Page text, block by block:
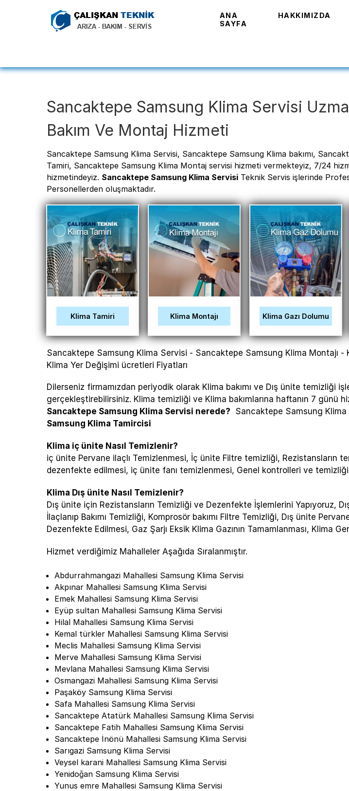
ANA
SAYFA
HAKKIMIZDA
Sancaktepe Samsung Klima Servisi
Bakım Ve Montaj Hizmeti
Sancaktepe Samsung Klima Servisi, Sancaktepe Samsung Klima bakımı,
Tamiri, Sancaktepe Samsung Klima Montaj servisi hizmeti vermekteyiz, 7/24
hizmetindeyiz. Sancaktepe Samsung Klima Servisi Teknik Servis işlerinde
Personellerden oluşmaktadır.
Klima Tamiri Klima Montajı Klima Gazı Dolumu
Sancaktepe Samsung Klima Servisi - Sancaktepe Samsung Klima Montajı -
Klima Yer Değişimi ücretleri Fiyatları
Dilerseniz firmamızdan periyodik olarak Klima bakımı ve Dış ünite temizliği
gerçekleştirebilirsiniz. Klima temizliği ve Klima bakımlarına haftanın 7 günü
Sancaktepe Samsung Klima Servisi nerede? Sancaktepe Samsung Klima
Samsung Klima Tamircisi
Klima iç ünite Nasıl Temizlenir?
iç ünite Pervane ilaçlı Temizlenmesi, İç ünite Filtre temizliği, Rezistansların
dezenfekte edilmesi, iç ünite fanı temizlenmesi, Genel kontrolleri ve temizliği
Klima Dış ünite Nasıl Temizlenir?
Dış ünite için Rezistansların Temizliği ve Dezenfekte İşlemlerini Yapıyoruz,
İlaçlanıp Bakımı Temizliği, Komprosör bakımı Filtre Temizliği, Dış ünite
Dezenfekte Edilmesi, Gaz Şarjı Eksik Klima Gazının Tamamlanması, Klima
Hizmet verdiğimiz Mahalleler Aşağıda Sıralanmıştır.
Abdurrahmangazi Mahallesi Samsung Klima Servisi
Akpınar Mahallesi Samsung Klima Servisi
Emek Mahallesi Samsung Klima Servisi
Eyüp sultan Mahallesi Samsung Klima Servisi
Hilal Mahallesi Samsung Klima Servisi
Kemal türkler Mahallesi Samsung Klima Servisi
Meclis Mahallesi Samsung Klima Servisi
Merve Mahallesi Samsung Klima Servisi
Mevlana Mahallesi Samsung Klima Servisi
Osmangazi Mahallesi Samsung Klima Servisi
Paşaköy Samsung Klima Servisi
Safa Mahallesi Samsung Klima Servisi
Sancaktepe Atatürk Mahallesi Samsung Klima Servisi
Sancaktepe Fatih Mahallesi Samsung Klima Servisi
Sancaktepe İnönü Mahallesi Samsung Klima Servisi
Sarıgazi Samsung Klima Servisi
Veysel karani Mahallesi Samsung Klima Servisi
Yenidoğan Samsung Klima Servisi
Yunus emre Mahallesi Samsung Klima Servisi